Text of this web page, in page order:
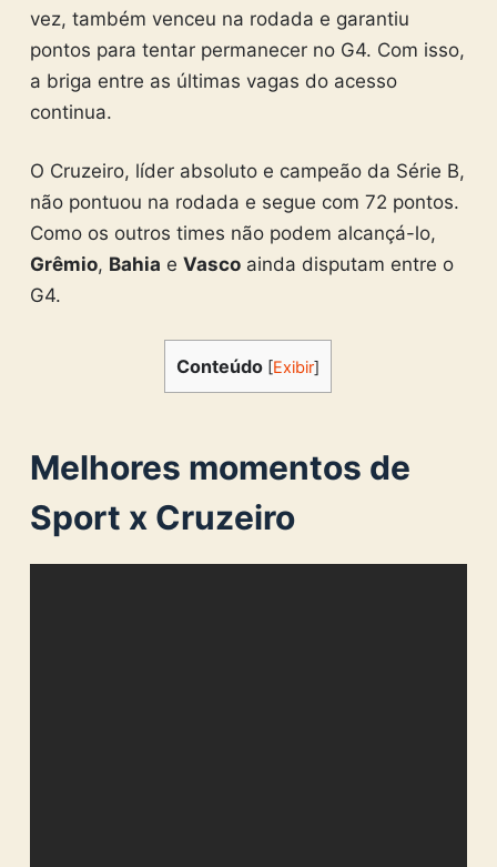
vez, também venceu na rodada e garantiu
pontos para tentar permanecer no G4. Com isso,
a briga entre as últimas vagas do acesso
continua.
O Cruzeiro, líder absoluto e campeão da Série B,
não pontuou na rodada e segue com 72 pontos.
Como os outros times não podem alcançá-lo,
Grêmio, Bahia e Vascoainda disputam entre o
G4.
Conteúdo [Exibir]
Melhores momentos de
Sport x Cruzeiro